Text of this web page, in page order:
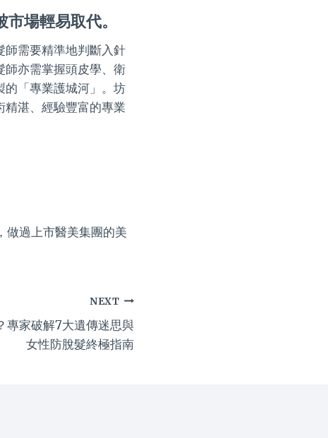
場輕易取代。
師需要精準地判斷入針
師亦需掌握頭皮學、衛
的「專業護城河」。坊
湛、經驗豐富的專業
過上市醫美集團的美
NEXT
專家破解7大遺傳迷思與
女性防脫髮終極指南